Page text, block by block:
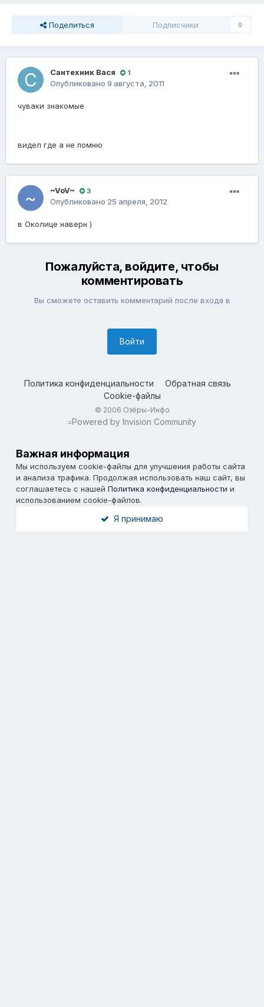
Поделиться Подписчики 0
Сантехник Вася 1
Опубликовано 9 августа, 2011
чуваки знакомые
видел где а не помню
~VoV~ 3
Опубликовано 25 апреля, 2012
в Околице наверн )
Пожалуйста, войдите, чтобы
комментировать
Вы сможете оставить комментарий после входа в
Войти
Политика конфиденциальности
Обратная связь
Cookie-файлы
© 2006 Озёры-Инфо
=Powered by Invision Community
Важная информация
Мы используем cookie-файлы для улучшения работы сайта
и анализа трафика. Продолжая использовать наш сайт, вы
соглашаетесь с нашей Политика конфиденциальности и
использованием cookie-файлов.
Я принимаю